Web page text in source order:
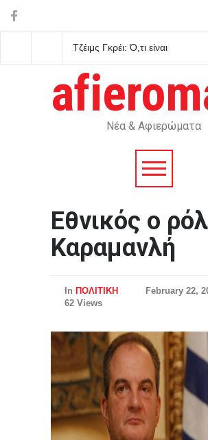
Τζέιμς Γκρέι: Ό,τι είναι
Νέα & Αφιερώματα
Εθνικός ο
Καραμανλή
In ΠΟΛΙΤΙΚΗ
February 22,
62 Views